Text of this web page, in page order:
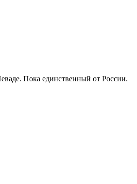
Пока единственный от России.